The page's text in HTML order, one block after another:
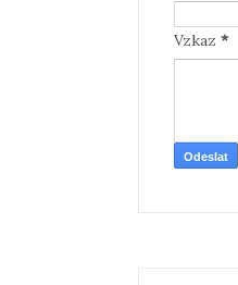
Vzkaz *